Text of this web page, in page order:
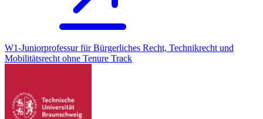
W1-Juniorprofessur für Bürgerliches Recht, Technikrecht und
Mobilitätsrecht ohne Tenure Track